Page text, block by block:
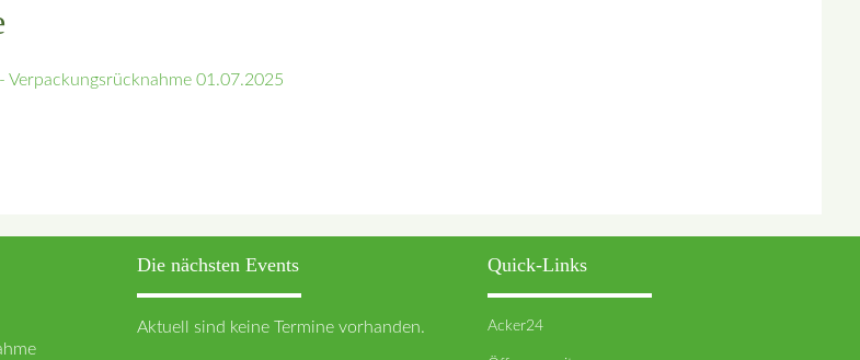
Verpackungsrücknahme 01.07.2025
Die nächsten Events
Aktuell sind keine Termine vorhanden.
Quick-Links
Acker24